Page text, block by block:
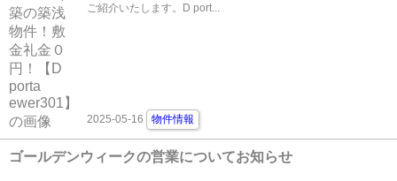
ご紹介いたします。D port...
2025-05-16 物件情報
ゴールデンウィークの営業についてお知らせ